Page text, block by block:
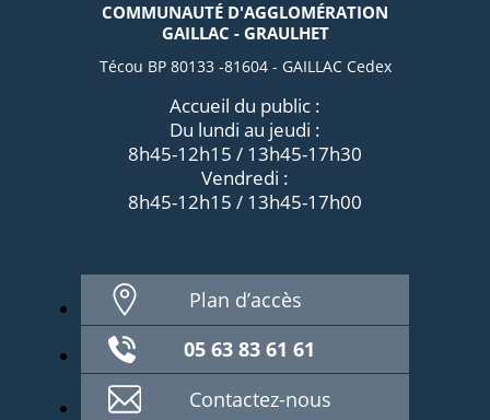
COMMUNAUTÉ D'AGGLOMÉRATION
GAILLAC - GRAULHET
Técou BP 80133 -81604 - GAILLAC Cedex
Accueil du public :
Du lundi au jeudi :
8h45-12h15 / 13h45-17h30
Vendredi :
8h45-12h15 / 13h45-17h00
Plan d’accès
05 63 83 61 61
Contactez-nous